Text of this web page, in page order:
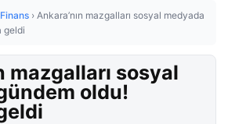
Finans › Ankara’nın mazgalları sosyal medyada
geldi
mazgalları sosyal
oldu!